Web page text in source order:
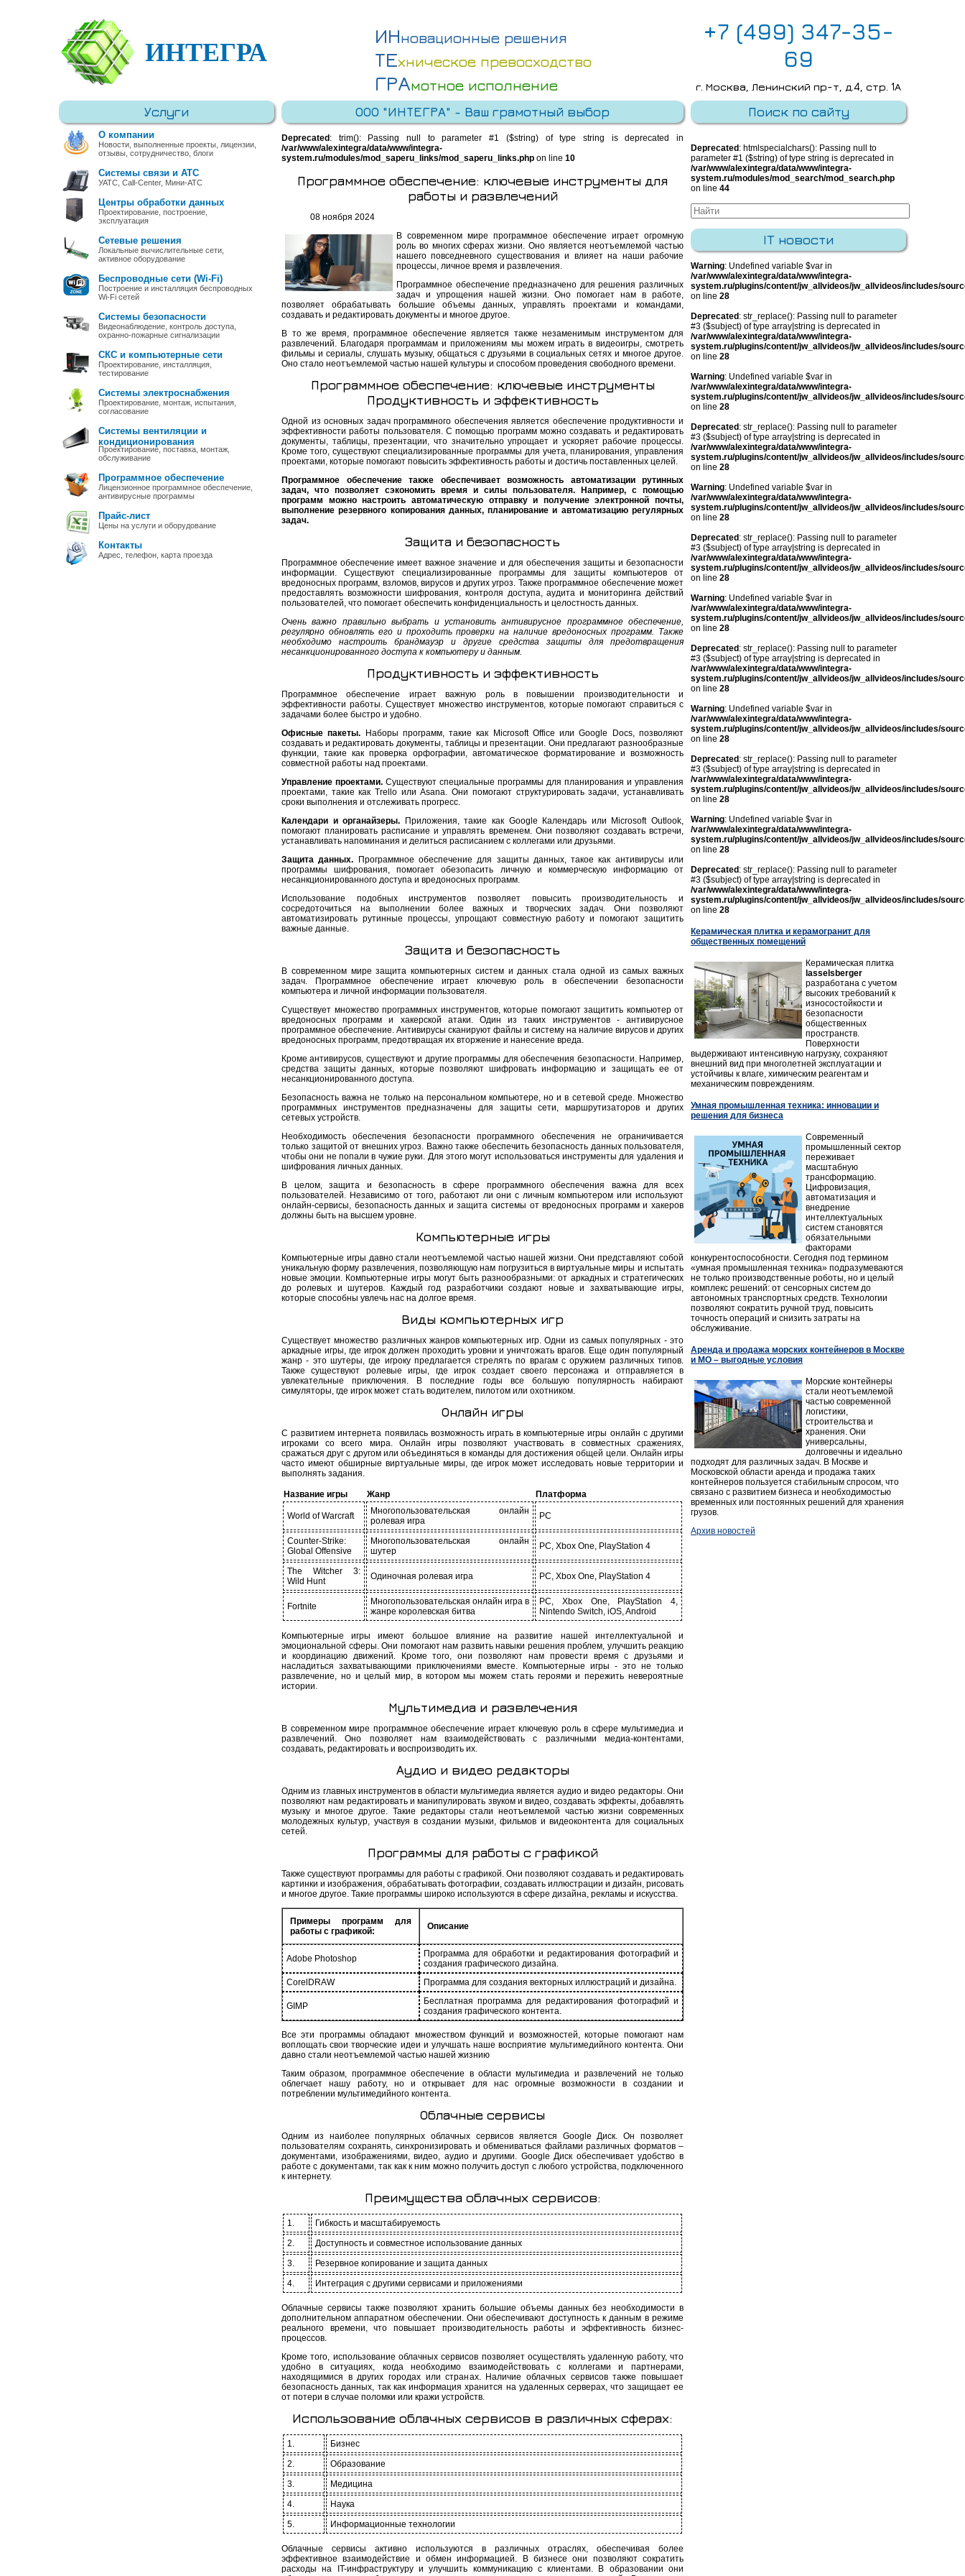
ИНТЕГРА
ИНновационные решения
ТЕхническое превосходство
ГРАмотное исполнение
+7 (499) 347-35-
69
г. Москва, Ленинский пр-т, д.4, стр. 1А
E-mail:info@integra-system.ru
Услуги
О компании
Новости, выполненные проекты, лицензии,
отзывы, сотрудничество, блоги
Системы связи и АТС
УАТС, Call-Center, Мини-АТС
Центры обработки данных
Проектирование, построение,
эксплуатация
Сетевые решения
Локальные вычислительные сети,
активное оборудование
Беспроводные сети (Wi-Fi)
Построение и инсталляция беспроводных
Wi-Fi сетей
Системы безопасности
Видеонаблюдение, контроль доступа,
охранно-пожарные сигнализации
СКС и компьютерные сети
Проектирование, инсталляция,
тестирование
Системы электроснабжения
Проектирование, монтаж, испытания,
согласование
Системы вентиляции и
кондиционирования
Проектирование, поставка, монтаж,
обслуживание
Программное обеспечение
Лицензионное программное обеспечение,
антивирусные программы
Прайс-лист
Цены на услуги и оборудование
Контакты
Адрес, телефон, карта проезда
ООО "ИНТЕГРА" - Ваш грамотный выбор
Deprecated : trim(): Passing null to parameter #1 ($string) of type string is deprecated in
/var/www/alexintegra/data/www/integra-
system.ru/modules/mod_saperu_links/mod_saperu_links.php on line 10
Программное обеспечение: ключевые инструменты для
работы и развлечений
08 ноября 2024
В современном мире программное обеспечение играет огромную
роль во многих сферах жизни. Оно является неотъемлемой частью
нашего повседневного существования и влияет на наши рабочие
процессы, личное время и развлечения.
Программное обеспечение предназначено для решения различных
задач и упрощения нашей жизни. Оно помогает нам в работе,
позволяет обрабатывать большие объемы данных, управлять проектами и командами,
создавать и редактировать документы и многое другое.
В то же время, программное обеспечение является также незаменимым инструментом для
развлечений. Благодаря программам и приложениям мы можем играть в видеоигры, смотреть
фильмы и сериалы, слушать музыку, общаться с друзьями в социальных сетях и многое другое.
Оно стало неотъемлемой частью нашей культуры и способом проведения свободного времени.
Программное обеспечение: ключевые инструменты
Продуктивность и эффективность
Одной из основных задач программного обеспечения является обеспечение продуктивности и
эффективности работы пользователя. С помощью программ можно создавать и редактировать
документы, таблицы, презентации, что значительно упрощает и ускоряет рабочие процессы.
Кроме того, существуют специализированные программы для учета, планирования, управления
проектами, которые помогают повысить эффективность работы и достичь поставленных целей.
Программное обеспечение также обеспечивает возможность автоматизации рутинных
задач, что позволяет сэкономить время и силы пользователя. Например, с помощью
программ можно настроить автоматическую отправку и получение электронной почты,
выполнение резервного копирования данных, планирование и автоматизацию регулярных
задач.
Защита и безопасность
Программное обеспечение имеет важное значение и для обеспечения защиты и безопасности
информации. Существуют специализированные программы для защиты компьютеров от
вредоносных программ, взломов, вирусов и других угроз. Также программное обеспечение может
предоставлять возможности шифрования, контроля доступа, аудита и мониторинга действий
пользователей, что помогает обеспечить конфиденциальность и целостность данных.
Очень важно правильно выбрать и установить антивирусное программное обеспечение,
регулярно обновлять его и проходить проверки на наличие вредоносных программ. Также
необходимо настроить брандмауэр и другие средства защиты для предотвращения
несанкционированного доступа к компьютеру и данным.
Продуктивность и эффективность
Программное обеспечение играет важную роль в повышении производительности и
эффективности работы. Существует множество инструментов, которые помогают справиться с
задачами более быстро и удобно.
Офисные пакеты. Наборы программ, такие как Microsoft Office или Google Docs, позволяют
создавать и редактировать документы, таблицы и презентации. Они предлагают разнообразные
функции, такие как проверка орфографии, автоматическое форматирование и возможность
совместной работы над проектами.
Управление проектами. Существуют специальные программы для планирования и управления
проектами, такие как Trello или Asana. Они помогают структурировать задачи, устанавливать
сроки выполнения и отслеживать прогресс.
Календари и органайзеры. Приложения, такие как Google Календарь или Microsoft Outlook,
помогают планировать расписание и управлять временем. Они позволяют создавать встречи,
устанавливать напоминания и делиться расписанием с коллегами или друзьями.
Защита данных. Программное обеспечение для защиты данных, такое как антивирусы или
программы шифрования, помогает обезопасить личную и коммерческую информацию от
несанкционированного доступа и вредоносных программ.
Использование подобных инструментов позволяет повысить производительность и
сосредоточиться на выполнении более важных и творческих задач. Они позволяют
автоматизировать рутинные процессы, упрощают совместную работу и помогают защитить
важные данные.
Защита и безопасность
В современном мире защита компьютерных систем и данных стала одной из самых важных
задач. Программное обеспечение играет ключевую роль в обеспечении безопасности
компьютера и личной информации пользователя.
Существует множество программных инструментов, которые помогают защитить компьютер от
вредоносных программ и хакерской атаки. Один из таких инструментов - антивирусное
программное обеспечение. Антивирусы сканируют файлы и систему на наличие вирусов и других
вредоносных программ, предотвращая их вторжение и нанесение вреда.
Кроме антивирусов, существуют и другие программы для обеспечения безопасности. Например,
средства защиты данных, которые позволяют шифровать информацию и защищать ее от
несанкционированного доступа.
Безопасность важна не только на персональном компьютере, но и в сетевой среде. Множество
программных инструментов предназначены для защиты сети, маршрутизаторов и других
сетевых устройств.
Необходимость обеспечения безопасности программного обеспечения не ограничивается
только защитой от внешних угроз. Важно также обеспечить безопасность данных пользователя,
чтобы они не попали в чужие руки. Для этого могут использоваться инструменты для удаления и
шифрования личных данных.
В целом, защита и безопасность в сфере программного обеспечения важна для всех
пользователей. Независимо от того, работают ли они с личным компьютером или используют
онлайн-сервисы, безопасность данных и защита системы от вредоносных программ и хакеров
должны быть на высшем уровне.
Компьютерные игры
Компьютерные игры давно стали неотъемлемой частью нашей жизни. Они представляют собой
уникальную форму развлечения, позволяющую нам погрузиться в виртуальные миры и испытать
новые эмоции. Компьютерные игры могут быть разнообразными: от аркадных и стратегических
до ролевых и шутеров. Каждый год разработчики создают новые и захватывающие игры,
которые способны увлечь нас на долгое время.
Виды компьютерных игр
Существует множество различных жанров компьютерных игр. Одни из самых популярных - это
аркадные игры, где игрок должен проходить уровни и уничтожать врагов. Еще один популярный
жанр - это шутеры, где игроку предлагается стрелять по врагам с оружием различных типов.
Также существуют ролевые игры, где игрок создает своего персонажа и отправляется в
увлекательные приключения. В последние годы все большую популярность набирают
симуляторы, где игрок может стать водителем, пилотом или охотником.
Онлайн игры
С развитием интернета появилась возможность играть в компьютерные игры онлайн с другими
игроками со всего мира. Онлайн игры позволяют участвовать в совместных сражениях,
сражаться друг с другом или объединяться в команды для достижения общей цели. Онлайн игры
часто имеют обширные виртуальные миры, где игрок может исследовать новые территории и
выполнять задания.
Название игры Жанр Платформа
World of Warcraft
Многопользовательская онлайн
ролевая игра
PC
Counter-Strike:
Global Offensive
Многопользовательская онлайн
шутер
PC, Xbox One, PlayStation 4
The Witcher 3:
Wild Hunt
Одиночная ролевая игра PC, Xbox One, PlayStation 4
Fortnite
Многопользовательская онлайн игра в
жанре королевская битва
PC, Xbox One, PlayStation 4,
Nintendo Switch, iOS, Android
Компьютерные игры имеют большое влияние на развитие нашей интеллектуальной и
эмоциональной сферы. Они помогают нам развить навыки решения проблем, улучшить реакцию
и координацию движений. Кроме того, они позволяют нам провести время с друзьями и
насладиться захватывающими приключениями вместе. Компьютерные игры - это не только
развлечение, но и целый мир, в котором мы можем стать героями и пережить невероятные
истории.
Мультимедиа и развлечения
В современном мире программное обеспечение играет ключевую роль в сфере мультимедиа и
развлечений. Оно позволяет нам взаимодействовать с различными медиа-контентами,
создавать, редактировать и воспроизводить их.
Аудио и видео редакторы
Одним из главных инструментов в области мультимедиа является аудио и видео редакторы. Они
позволяют нам редактировать и манипулировать звуком и видео, создавать эффекты, добавлять
музыку и многое другое. Такие редакторы стали неотъемлемой частью жизни современных
молодежных культур, участвуя в создании музыки, фильмов и видеоконтента для социальных
сетей.
Программы для работы с графикой
Также существуют программы для работы с графикой. Они позволяют создавать и редактировать
картинки и изображения, обрабатывать фотографии, создавать иллюстрации и дизайн, рисовать
и многое другое. Такие программы широко используются в сфере дизайна, рекламы и искусства.
Примеры программ для
работы с графикой:
Описание
Adobe Photoshop
Программа для обработки и редактирования фотографий и
создания графического дизайна.
CorelDRAW
Программа для создания векторных иллюстраций и дизайна.
GIMP
Бесплатная программа для редактирования фотографий и
создания графического контента.
Все эти программы обладают множеством функций и возможностей, которые помогают нам
воплощать свои творческие идеи и улучшать наше восприятие мультимедийного контента. Они
давно стали неотъемлемой частью нашей жизнию
Таким образом, программное обеспечение в области мультимедиа и развлечений не только
облегчает нашу работу, но и открывает для нас огромные возможности в создании и
потреблении мультимедийного контента.
Облачные сервисы
Одним из наиболее популярных облачных сервисов является Google Диск. Он позволяет
пользователям сохранять, синхронизировать и обмениваться файлами различных форматов –
документами, изображениями, видео, аудио и другими. Google Диск обеспечивает удобство в
работе с документами, так как к ним можно получить доступ с любого устройства, подключенного
к интернету.
Преимущества облачных сервисов:
1.
Гибкость и масштабируемость
2.
Доступность и совместное использование данных
3.
Резервное копирование и защита данных
4.
Интеграция с другими сервисами и приложениями
Облачные сервисы также позволяют хранить большие объемы данных без необходимости в
дополнительном аппаратном обеспечении. Они обеспечивают доступность к данным в режиме
реального времени, что повышает производительность работы и эффективность бизнес-
процессов.
Кроме того, использование облачных сервисов позволяет осуществлять удаленную работу, что
удобно в ситуациях, когда необходимо взаимодействовать с коллегами и партнерами,
находящимися в других городах или странах. Наличие облачных сервисов также повышает
безопасность данных, так как информация хранится на удаленных серверах, что защищает ее
от потери в случае поломки или кражи устройств.
Использование облачных сервисов в различных сферах:
1.
Бизнес
2.
Образование
3.
Медицина
4.
Наука
5.
Информационные технологии
Облачные сервисы активно используются в различных отраслях, обеспечивая более
эффективное взаимодействие и обмен информацией. В бизнесе они позволяют сократить
расходы на IT-инфраструктуру и улучшить коммуникацию с клиентами. В образовании они
Поиск по сайту
Deprecated : htmlspecialchars(): Passing null to
parameter #1 ($string) of type string is deprecated in
/var/www/alexintegra/data/www/integra-
system.ru/modules/mod_search/mod_search.php
on line 44
IT новости
Warning: Undefined variable $var in
/var/www/alexintegra/data/www/integra-
system.ru/plugins/content/jw_allvideos/jw_allvideos/includes/
on line 28
Deprecated : str_replace(): Passing null to parameter
#3 ($subject) of type array|string is deprecated in
/var/www/alexintegra/data/www/integra-
system.ru/plugins/content/jw_allvideos/jw_allvideos/includes/
on line 28
Warning: Undefined variable $var in
/var/www/alexintegra/data/www/integra-
system.ru/plugins/content/jw_allvideos/jw_allvideos/includes/
on line 28
Deprecated : str_replace(): Passing null to parameter
#3 ($subject) of type array|string is deprecated in
/var/www/alexintegra/data/www/integra-
system.ru/plugins/content/jw_allvideos/jw_allvideos/includes/
on line 28
Warning: Undefined variable $var in
/var/www/alexintegra/data/www/integra-
system.ru/plugins/content/jw_allvideos/jw_allvideos/includes/
on line 28
Deprecated : str_replace(): Passing null to parameter
#3 ($subject) of type array|string is deprecated in
/var/www/alexintegra/data/www/integra-
system.ru/plugins/content/jw_allvideos/jw_allvideos/includes/
on line 28
Warning: Undefined variable $var in
/var/www/alexintegra/data/www/integra-
system.ru/plugins/content/jw_allvideos/jw_allvideos/includes/
on line 28
Deprecated : str_replace(): Passing null to parameter
#3 ($subject) of type array|string is deprecated in
/var/www/alexintegra/data/www/integra-
system.ru/plugins/content/jw_allvideos/jw_allvideos/includes/
on line 28
Warning: Undefined variable $var in
/var/www/alexintegra/data/www/integra-
system.ru/plugins/content/jw_allvideos/jw_allvideos/includes/
on line 28
Deprecated : str_replace(): Passing null to parameter
#3 ($subject) of type array|string is deprecated in
/var/www/alexintegra/data/www/integra-
system.ru/plugins/content/jw_allvideos/jw_allvideos/includes/
on line 28
Warning: Undefined variable $var in
/var/www/alexintegra/data/www/integra-
system.ru/plugins/content/jw_allvideos/jw_allvideos/includes/
on line 28
Deprecated : str_replace(): Passing null to parameter
#3 ($subject) of type array|string is deprecated in
/var/www/alexintegra/data/www/integra-
system.ru/plugins/content/jw_allvideos/jw_allvideos/includes/
on line 28
Керамическая плитка и керамогранит для
общественных помещений
Керамическая плитка
lasselsberger
разработана с учетом
высоких требований к
износостойкости и
безопасности
общественных
пространств.
Поверхности
выдерживают интенсивную нагрузку, сохраняют
внешний вид при многолетней эксплуатации и
устойчивы к влаге, химическим реагентам и
механическим повреждениям.
Умная промышленная техника: инновации и
решения для бизнеса
Современный
промышленный сектор
переживает
масштабную
трансформацию.
Цифровизация,
автоматизация и
внедрение
интеллектуальных
систем становятся
обязательными
факторами
конкурентоспособности. Сегодня под термином
«умная промышленная техника» подразумеваются
не только производственные роботы, но и целый
комплекс решений: от сенсорных систем до
автономных транспортных средств. Технологии
позволяют сократить ручной труд, повысить
точность операций и снизить затраты на
обслуживание.
Аренда и продажа морских контейнеров в Москве
и МО – выгодные условия
Морские контейнеры
стали неотъемлемой
частью современной
логистики,
строительства и
хранения. Они
универсальны,
долговечны и идеально
подходят для различных задач. В Москве и
Московской области аренда и продажа таких
контейнеров пользуется стабильным спросом, что
связано с развитием бизнеса и необходимостью
временных или постоянных решений для хранения
грузов.
Архив новостей